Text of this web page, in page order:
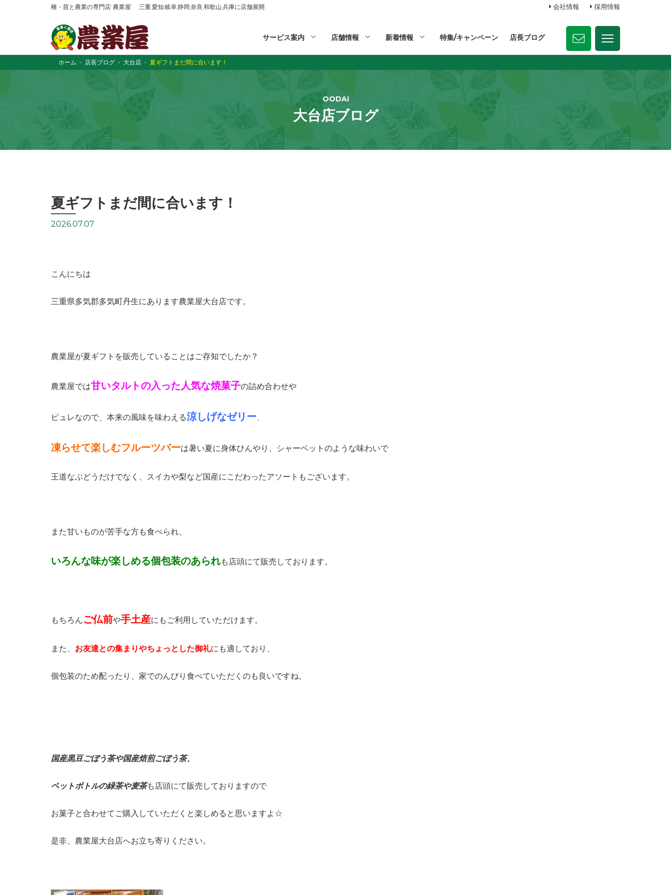
種・苗と農業の専門店“農業屋” 三重,愛知,岐阜,静岡,奈良,和歌山,兵庫に店舗展開 会社情報 採用情報
サービス案内 店舗情報 新着情報 特集/キャンペーン 店長ブログ
ホーム 店長ブログ 大台店 夏ギフトまだ間に合います！
OODAI
大台店ブログ
夏ギフトまだ間に合います！
2026.07.07
こんにちは
三重県多気郡多気町丹生にあります農業屋大台店です。
農業屋が夏ギフトを販売していることはご存知でしたか？
農業屋では甘いタルトの入った人気な焼菓子の詰め合わせや
ピュレなので、本来の風味を味わえる涼しげなゼリー、
凍らせて楽しむフルーツバーは暑い夏に身体ひんやり、シャーベットのような味わいで
王道なぶどうだけでなく、スイカや梨など国産にこだわったアソートもございます。
また甘いものが苦手な方も食べられ、
いろんな味が楽しめる個包装のあられも店頭にて販売しております。
もちろんご仏前や手土産にもご利用していただけます。
また、 お友達との集まりやちょっとした御礼にも適しており、
個包装のため配ったり、家でのんびり食べていただくのも良いですね。
国産黒豆ごぼう茶や国産焙煎ごぼう茶、
ペットボトルの緑茶や麦茶も店頭にて販売しておりますので
お菓子と合わせてご購入していただくと楽しめると思いますよ☆
是非、農業屋大台店へお立ち寄りください。